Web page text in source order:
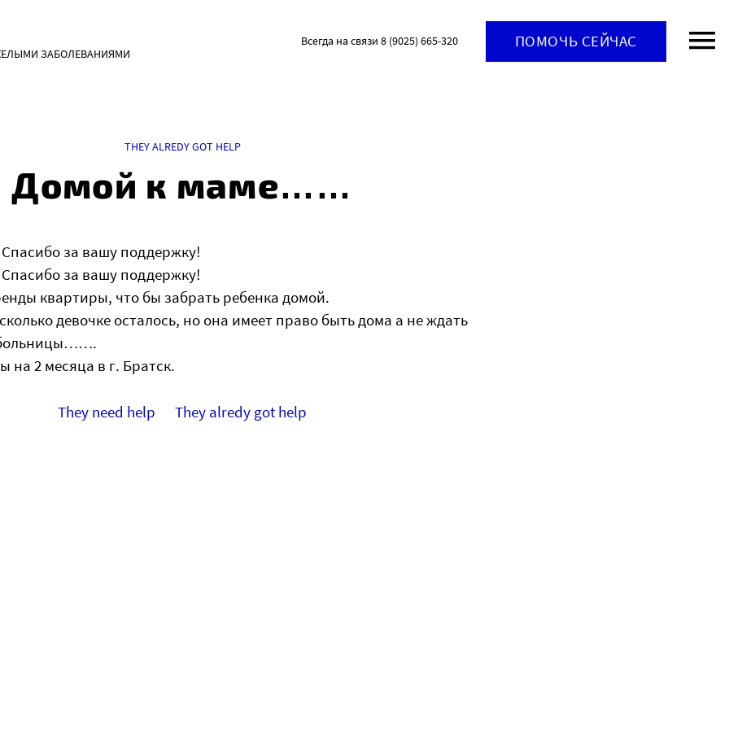
ЗАБОЛЕВАНИЯМИ
Всегда на связи 8 (9025) 665-320 ПОМОЧЬ СЕЙЧАС
THEY ALREDY GOT HELP
Домой к маме……
за вашу поддержку!
за вашу поддержку!
квартиры, что бы забрать ребенка домой.
девочке осталось, но она имеет право быть дома а не ждать
больницы…….
на 2 месяца в г. Братск.
They need help They alredy got help